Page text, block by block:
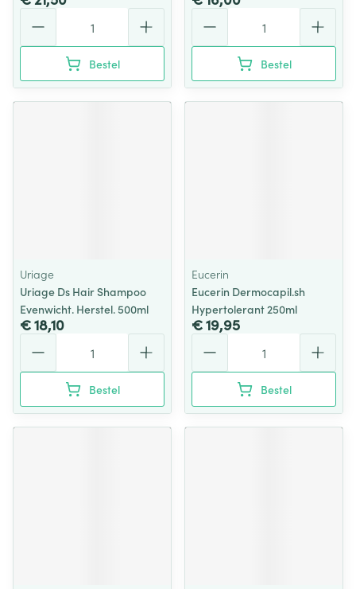
Bestel Bestel
Uriage
Uriage Ds Hair Shampoo
Evenwicht. Herstel. 500ml
€ 18,10
Bestel
Eucerin
Eucerin Dermocapil.sh
Hypertolerant 250ml
€ 19,95
Bestel